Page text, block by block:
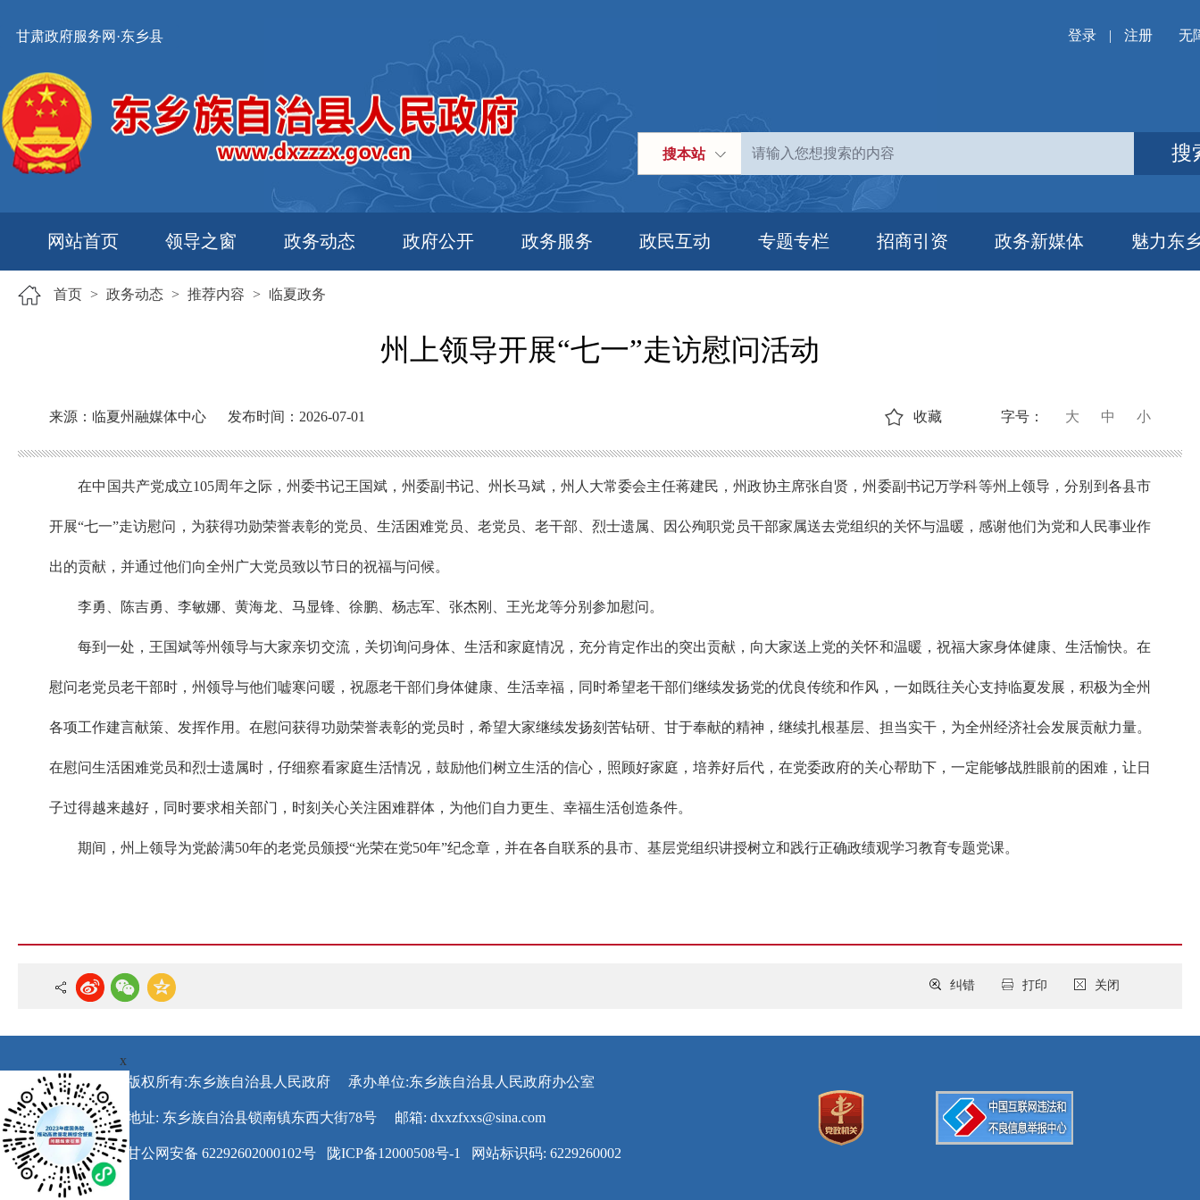
甘肃政府服务网·东乡县 登录 | 注册 无
搜本站 搜
网站首页 领导之窗 政务动态 政府公开 政务服务 政民互动 专题专栏 招商引资 政务新媒体 魅力东
首页 > 政务动态 > 推荐内容 > 临夏政务
州上领导开展“七一”走访慰问活动
来源：临夏州融媒体中心 发布时间：2026-07-01 字号： 大 中 小
收藏
在中国共产党成立105周年之际，州委书记王国斌，州委副书记、州长马斌，州人大常委会主任蒋建民，州政协主席张自贤，州委副书记万学科等州上领导，分别到各县市
开展“七一”走访慰问，为获得功勋荣誉表彰的党员、生活困难党员、老党员、老干部、烈士遗属、因公殉职党员干部家属送去党组织的关怀与温暖，感谢他们为党和人民事业作
出的贡献，并通过他们向全州广大党员致以节日的祝福与问候。
李勇、陈吉勇、李敏娜、黄海龙、马显锋、徐鹏、杨志军、张杰刚、王光龙等分别参加慰问。
每到一处，王国斌等州领导与大家亲切交流，关切询问身体、生活和家庭情况，充分肯定作出的突出贡献，向大家送上党的关怀和温暖，祝福大家身体健康、生活愉快。在
慰问老党员老干部时，州领导与他们嘘寒问暖，祝愿老干部们身体健康、生活幸福，同时希望老干部们继续发扬党的优良传统和作风，一如既往关心支持临夏发展，积极为全州
各项工作建言献策、发挥作用。在慰问获得功勋荣誉表彰的党员时，希望大家继续发扬刻苦钻研、甘于奉献的精神，继续扎根基层、担当实干，为全州经济社会发展贡献力量。
在慰问生活困难党员和烈士遗属时，仔细察看家庭生活情况，鼓励他们树立生活的信心，照顾好家庭，培养好后代，在党委政府的关心帮助下，一定能够战胜眼前的困难，让日
子过得越来越好，同时要求相关部门，时刻关心关注困难群体，为他们自力更生、幸福生活创造条件。
期间，州上领导为党龄满50年的老党员颁授“光荣在党50年”纪念章，并在各自联系的县市、基层党组织讲授树立和践行正确政绩观学习教育专题党课。
关闭
打印
纠错
版权所有:东乡族自治县人民政府 承办单位:东乡族自治县人民政府办公室
地址: 东乡族自治县锁南镇东西大街78号 邮箱: dxxzfxxs@sina.com
甘公网安备 62292602000102号 陇ICP备12000508号-1 网站标识码: 6229260002
x